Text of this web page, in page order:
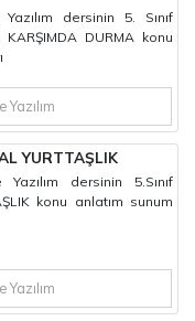
dersinin 5. Sınıf
DURMA konu
Yazılım
YURTTAŞLIK
dersinin 5.Sınıf
konu anlatım sunum
Yazılım